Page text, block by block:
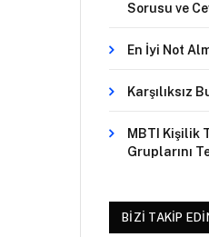
Sorusu ve
En İyi Not
Karşılıksız
MBTI Kişilik
Gruplarını
BIZI TAKIP